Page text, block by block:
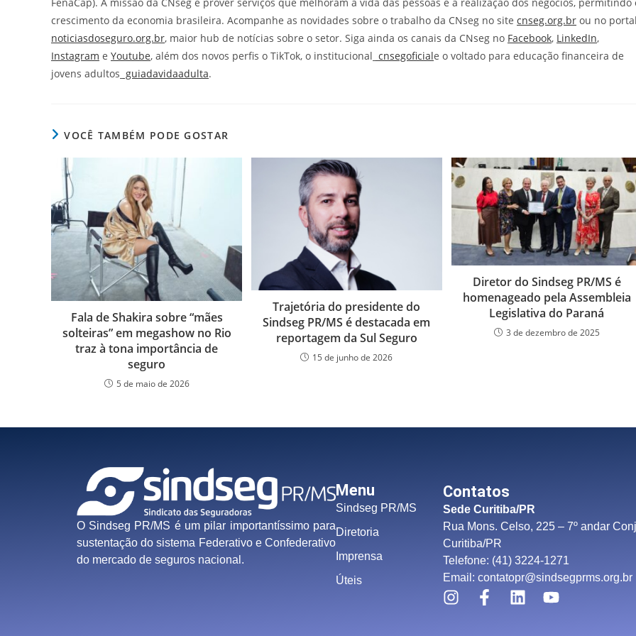
crescimento da economia brasileira. Acompanhe as novidades sobre o trabalho da CNseg no site cnseg.org.br ou no
noticiasdoseguro.org.br, maior hub de notícias sobre o setor. Siga ainda os canais da CNseg no Facebook, LinkedIn,
Instagram e Youtube, além dos novos perfis o TikTok, o institucional cnsegoficiale o voltado para educação financeira de
jovens adultos guiadavidaadulta.
VOCÊ TAMBÉM PODE GOSTAR
Fala de Shakira sobre “mães
solteiras” em megashow no Rio
traz à tona importância de
seguro
5 de maio de 2026
Trajetória do presidente do
Sindseg PR/MS é destacada em
reportagem da Sul Seguro
15 de junho de 2026
Diretor do Sindseg PR/MS é
homenageado pela Assembleia
Legislativa do Paraná
3 de dezembro de 2025
O Sindseg PR/MS é um pilar importantíssimo para
sustentação do sistema Federativo e Confederativo
do mercado de seguros nacional.
Menu
Sindseg PR/MS
Diretoria
Imprensa
Úteis
Contatos
Sede Curitiba/PR
Rua Mons. Celso, 225 – 7º andar
Curitiba/PR
Telefone: (41) 3224-1271
Email: contatopr@sindsegprms.org.br